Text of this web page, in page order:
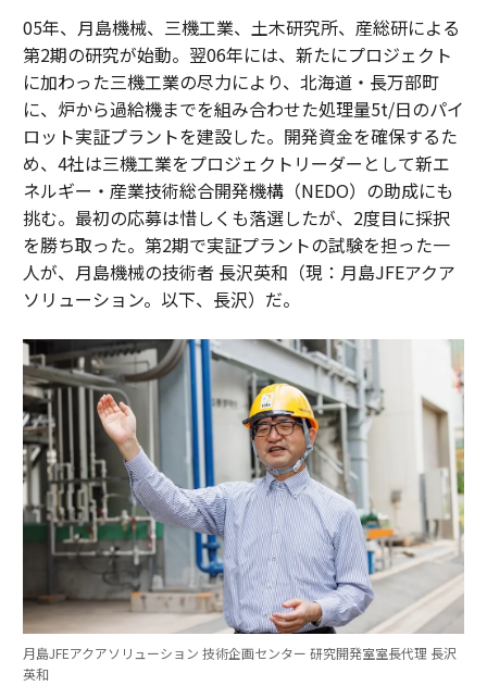
05年、月島機械、三機工業、土木研究所、産総研による
第2期の研究が始動。翌06年には、新たにプロジェクト
に加わった三機工業の尽力により、北海道・長万部町
に、炉から過給機までを組み合わせた処理量5t/日のパイ
ロット実証プラントを建設した。開発資金を確保するた
め、4社は三機工業をプロジェクトリーダーとして新エ
ネルギー・産業技術総合開発機構（NEDO）の助成にも
挑む。最初の応募は惜しくも落選したが、2度目に採択
を勝ち取った。第2期で実証プラントの試験を担った一
人が、月島機械の技術者 長沢英和（現：月島JFEアクア
ソリューション。以下、長沢）だ。
月島JFEアクアソリューション 技術企画センター 研究開発室室長代理 長沢
英和